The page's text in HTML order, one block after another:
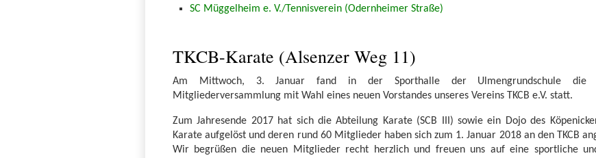
SC Müggelheim e. V./Tennisverein (Odernheimer Straße)
TKCB-Karate (Alsenzer Weg 11)
Am Mittwoch, 3. Januar fand in der Sporthalle der Ulmengrundschule die
Mitgliederversammlung mit Wahl eines neuen Vorstandes unseres Vereins TKCB e.V. statt.
Zum Jahresende 2017 hat sich die Abteilung Karate (SCB III) sowie ein Dojo des
Karate aufgelöst und deren rund 60 Mitglieder haben sich zum 1. Januar 2018 an den TKCB
Wir begrüßen die neuen Mitglieder recht herzlich und freuen uns auf eine sportliche